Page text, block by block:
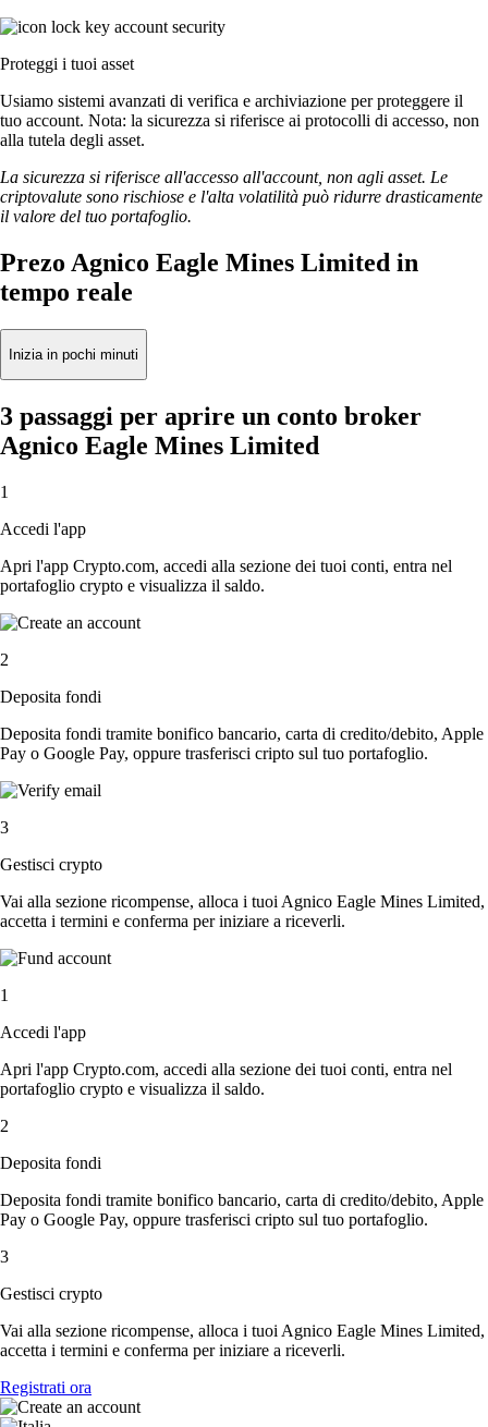
Proteggi i tuoi asset
Usiamo sistemi avanzati di verifica e archiviazione per proteggere il
tuo account. Nota: la sicurezza si riferisce ai protocolli di accesso, non
alla tutela degli asset.
La sicurezza si riferisce all'accesso all'account, non agli asset. Le
criptovalute sono rischiose e l'alta volatilità può ridurre drasticamente
il valore del tuo portafoglio.
Prezo Agnico Eagle Mines Limited in
tempo reale
Inizia in pochi minuti
3 passaggi per aprire un conto broker
Agnico Eagle Mines Limited
1
Accedi l'app
Apri l'app Crypto.com, accedi alla sezione dei tuoi conti, entra nel
portafoglio crypto e visualizza il saldo.
2
Deposita fondi
Deposita fondi tramite bonifico bancario, carta di credito/debito, Apple
Pay o Google Pay, oppure trasferisci cripto sul tuo portafoglio.
3
Gestisci crypto
Vai alla sezione ricompense, alloca i tuoi Agnico Eagle Mines Limited,
accetta i termini e conferma per iniziare a riceverli.
1
Accedi l'app
Apri l'app Crypto.com, accedi alla sezione dei tuoi conti, entra nel
portafoglio crypto e visualizza il saldo.
2
Deposita fondi
Deposita fondi tramite bonifico bancario, carta di credito/debito, Apple
Pay o Google Pay, oppure trasferisci cripto sul tuo portafoglio.
3
Gestisci crypto
Vai alla sezione ricompense, alloca i tuoi Agnico Eagle Mines Limited,
accetta i termini e conferma per iniziare a riceverli.
Registrati ora